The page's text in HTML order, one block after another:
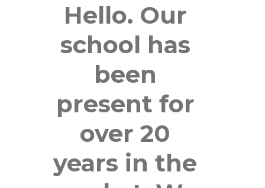
Hello. Our
school has
been
present for
over 20
years in the